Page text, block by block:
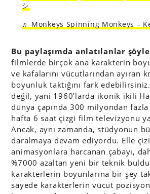
シ
♬ Monkeys Spinning Monkeys –
Bu paylaşımda anlatılanlar
filmlerde birçok ana karakterin
ve kafalarını vücutlarından ayıran
boyunluk taktığını fark
değil, yani 1960’larda ikonik ikili
dünya çapında 300 milyondan
hafta 6 saat çizgi film televizyonu
Ancak, aynı zamanda, stüdyonun
daralmaya devam ediyordu. Elle
animasyonlara harcanan çabayı,
%7000 azaltan yeni bir teknik
karakterlerin boyunlarına bir şey
sayede karakterlerin vücut